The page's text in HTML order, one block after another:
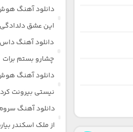
دانلود آهنگ
این عشق
دانلود آهنگ
چشارو بستم برات
دانلود آهنگ
نیستی بیرونت
دانلود آهنگ
از ملک اسکندر